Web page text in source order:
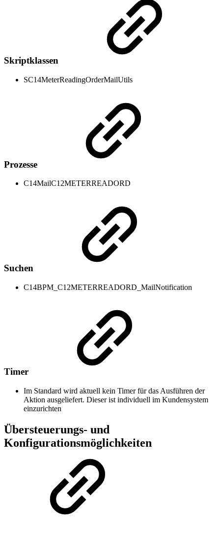
Skriptklassen
SC14MeterReadingOrderMailUtils
Prozesse
C14MailC12METERREADORD
Suchen
C14BPM_C12METERREADORD_MailNotification
Timer
Im Standard wird aktuell kein Timer für das Ausführen der
Aktion ausgeliefert. Dieser ist individuell im Kundensystem
einzurichten
Übersteuerungs- und
Konfigurationsmöglichkeiten